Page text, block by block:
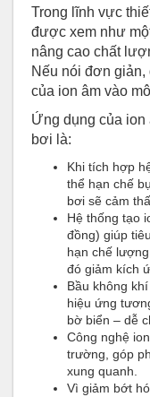
Trong lĩnh vực
được xem như
nâng cao chất
Nếu nói đơn
của ion âm vào
Ứng dụng của ion
bơi là:
Khi tích hợp
thể hạn chế
bơi sẽ cảm
Hệ thống tạo
đồng) giúp
hạn chế
đó giảm kích
Bầu không
hiệu ứng
bờ biển – dễ
Công nghệ
trường, góp
xung quanh.
Vì giảm bớt